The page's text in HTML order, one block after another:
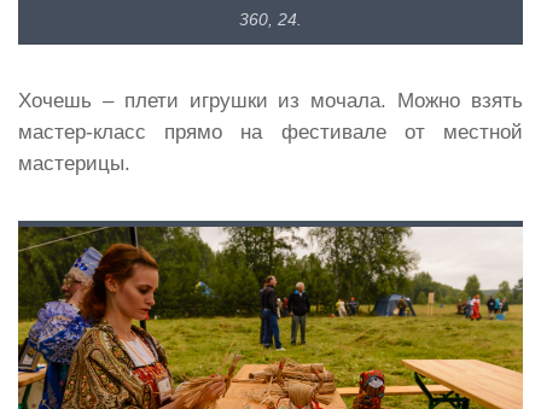
360, 24.
Хочешь – плети игрушки из мочала. Можно взять
мастер-класс прямо на фестивале от местной
мастерицы.